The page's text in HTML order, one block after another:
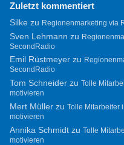
Zuletzt kommentiert
Silkezu Regionenmarketing via
Sven Lehmann zu
SecondRadio
Emil Rüstmeyerzu
SecondRadio
Tom Schneiderzu Tolle
motivieren
Mert Müllerzu Tolle Mitarbeiter
motivieren
Annika Schmidtzu Tolle
motivieren